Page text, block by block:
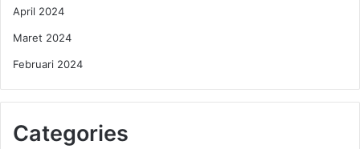
April 2024
Maret 2024
Februari 2024
Categories